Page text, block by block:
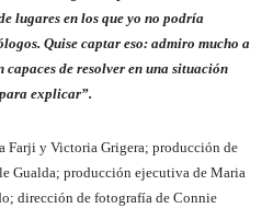
lugares en los que yo no podría
Quise captar eso: admiro mucho a
capaces de resolver en una situación
explicar”.
Farji y Victoria Grigera; producción de
Gualda; producción ejecutiva de Maria
dirección de fotografía de Connie